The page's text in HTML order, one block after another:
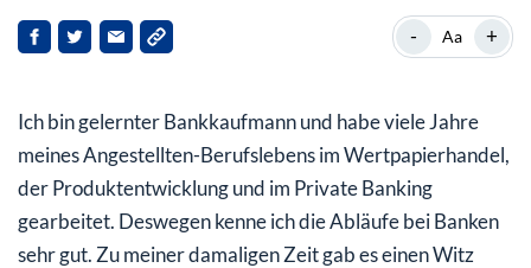
Finanzprodukte: Auf den Inhalt kommt es an – nicht auf
die Verpackung!
eine neue Cyberwelt verlagert
- Aa +
Ich bin gelernter Bankkaufmann und habe viele Jahre
meines Angestellten-Berufslebens im Wertpapierhandel,
der Produktentwicklung und im Private Banking
gearbeitet. Deswegen kenne ich die Abläufe bei Banken
sehr gut. Zu meiner damaligen Zeit gab es einen Witz